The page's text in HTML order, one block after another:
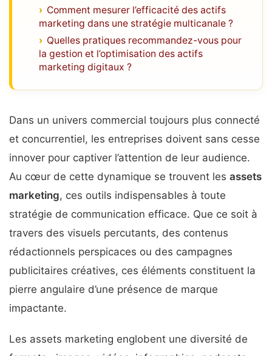
Comment mesurer l’efficacité des actifs
marketing dans une stratégie multicanale ?
Quelles pratiques recommandez-vous pour
la gestion et l’optimisation des actifs
marketing digitaux ?
Dans un univers commercial toujours plus connecté
et concurrentiel, les entreprises doivent sans cesse
innover pour captiver l’attention de leur audience.
Au cœur de cette dynamique se trouvent les assets
marketing, ces outils indispensables à toute
stratégie de communication efficace. Que ce soit à
travers des visuels percutants, des contenus
rédactionnels perspicaces ou des campagnes
publicitaires créatives, ces éléments constituent la
pierre angulaire d’une présence de marque
impactante.
Les assets marketing englobent une diversité de